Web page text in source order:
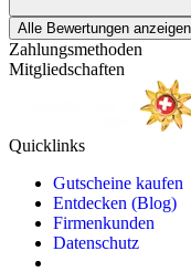
Alle Bewertungen anzeigen
Zahlungsmethoden
Mitgliedschaften
Quicklinks
Gutscheine kaufen
Entdecken (Blog)
Firmenkunden
Datenschutz